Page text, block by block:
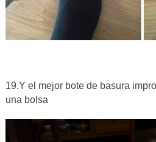
19.Y el mejor bote de basura
una bolsa